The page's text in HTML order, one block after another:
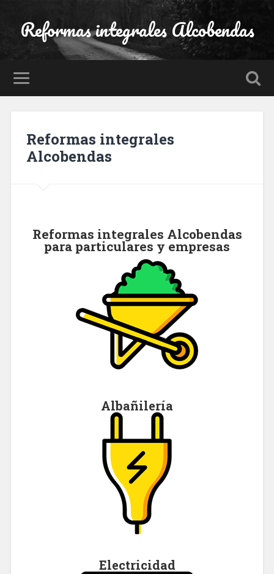
Reformas integrales Alcobendas
Reformas integrales
Alcobendas
Reformas integrales Alcobendas
para particulares y empresas
Albañilería
Electricidad